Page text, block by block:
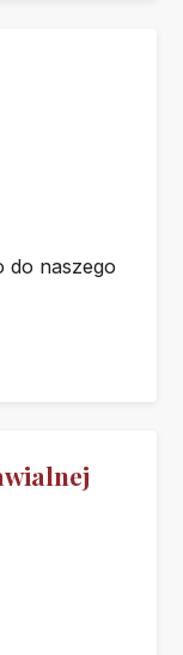
do naszego